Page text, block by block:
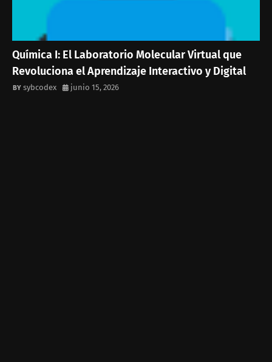
Química I: El Laboratorio Molecular Virtual que
Revoluciona el Aprendizaje Interactivo y Digital
sybcodex junio 15, 2026